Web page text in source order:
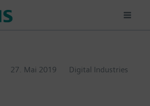
27. Mai 2019
Digital Industries